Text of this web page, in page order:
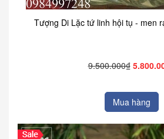
Tượng Di Lặc tứ linh hội tụ - men
9.500.000₫
Mua hàng